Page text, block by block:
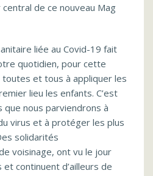
de ce nouveau Mag
liée au Covid-19 fait
quotidien, pour cette
toutes et tous à appliquer les
lieu les enfants. C’est
nous parviendrons à
virus et à protéger les plus
solidarités
voisinage, ont vu le jour
continuent d’ailleurs de